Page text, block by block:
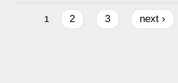
Pages
1 2 3 next ›